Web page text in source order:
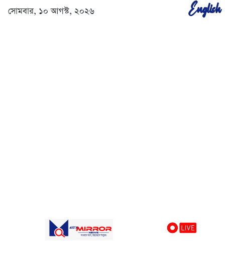
সোমবার, ১০ আগস্ট, ২০২৬ English